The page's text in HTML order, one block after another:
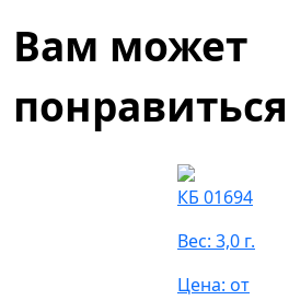
Вам может
понравиться
КБ 01694
Вес: 3,0 г.
Цена: от